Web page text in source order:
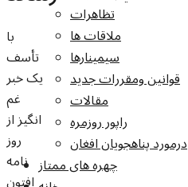
تظاهرات
ملاقات ها
سيمينارها
قوانين ومقررات جديد
مقالات
راپور روزمره
درمورد پناهجويان افغان
چهره های ممتاز
با
تأسف
يک خبر
غم
انگيز از
روز
نامه